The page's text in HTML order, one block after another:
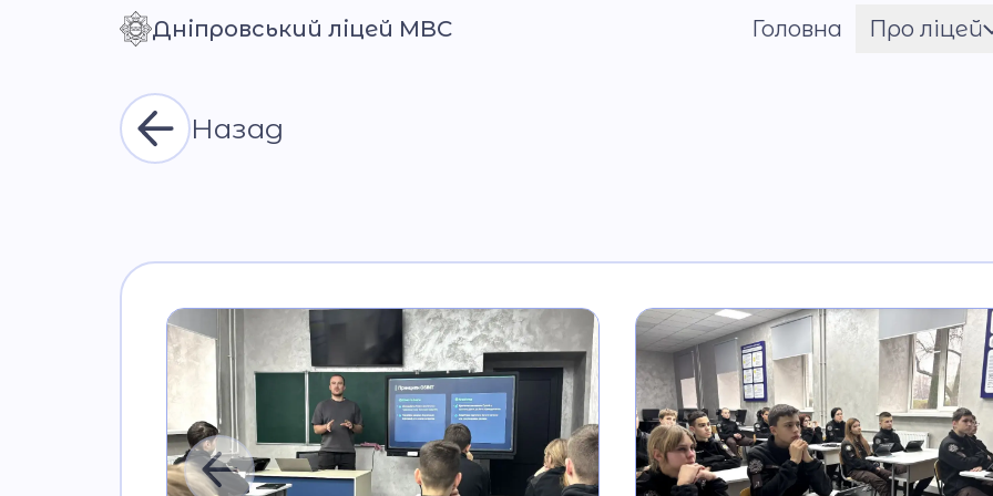
Контраст
Дніпровський ліцей МВС Головна
Про ліцей
Матеріально-
Команда
Національно-
патріотичне
виховання
Назад